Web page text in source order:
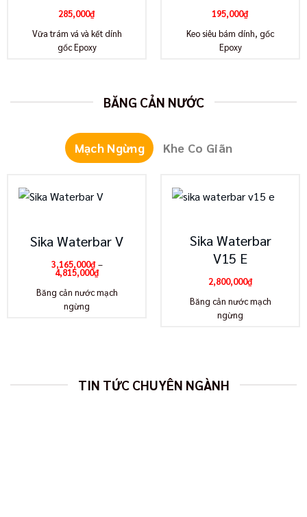
285,000₫
Vữa trám vá và kết dính
gốc Epoxy
195,000₫
Keo siêu bám dính, gốc
Epoxy
BĂNG CẢN NƯỚC
Mạch Ngừng Khe Co Giãn
Sika Waterbar V
3,165,000₫ –
4,815,000₫Khoảng
giá:
3,165,000₫
Băng cản nước mạch
ngừng
Sika Waterbar
V15 E
2,800,000₫
Băng cản nước mạch
ngừng
TIN TỨC CHUYÊN NGÀNH